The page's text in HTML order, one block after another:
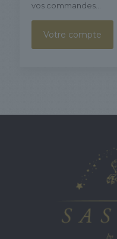
vos commandes...
Votre compte